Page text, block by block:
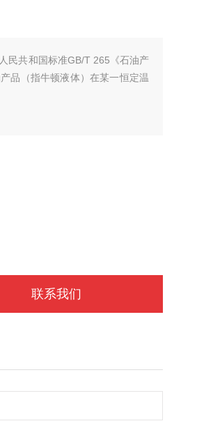
民共和国标准GB/T 265《石油产
品（指牛顿液体）在某一恒定温
联系我们